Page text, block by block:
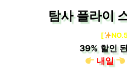
탐사 플라이
[
39%할인
내일